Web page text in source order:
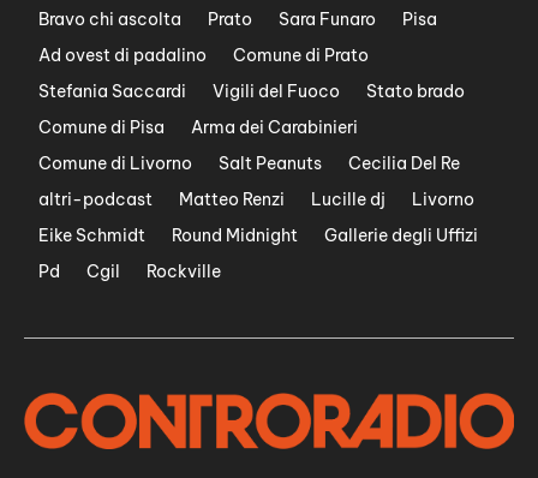
Bravo chi ascolta
Prato Sara Funaro
Pisa
Ad ovest di padalino
Comune di Prato
Stefania Saccardi
Vigili del Fuoco
Stato brado
Comune di Pisa
Arma dei Carabinieri
Comune di Livorno
Salt Peanuts
Cecilia Del Re
altri-podcast
Matteo Renzi Lucille dj
Livorno
Eike Schmidt
Round Midnight
Gallerie degli Uffizi
Pd
Cgil Rockville